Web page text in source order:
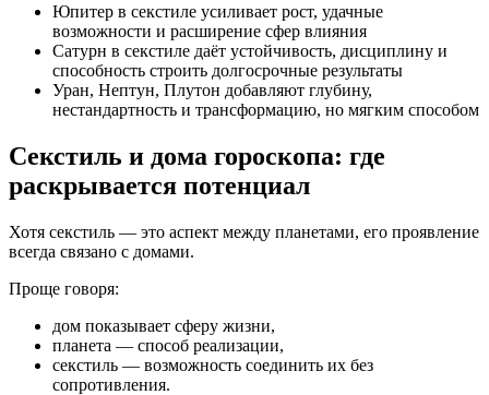
Юпитер в секстиле усиливает рост, удачные
возможности и расширение сфер влияния
Сатурн в секстиле даёт устойчивость, дисциплину и
способность строить долгосрочные результаты
Уран, Нептун, Плутон добавляют глубину,
нестандартность и трансформацию, но мягким способом
Секстиль и дома гороскопа: где
раскрывается потенциал
Хотя секстиль — это аспект между планетами, его проявление
всегда связано с домами.
Проще говоря:
дом показывает сферу жизни,
планета — способ реализации,
секстиль — возможность соединить их без
сопротивления.